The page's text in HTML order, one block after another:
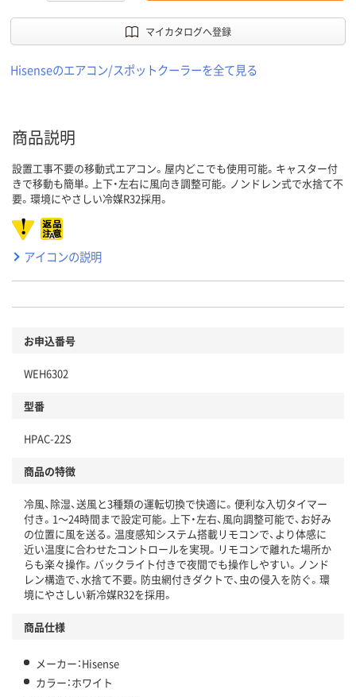
マイカタログへ登録
Hisenseのエアコン/スポットクーラーを全て見る
商品説明
設置工事不要の移動式エアコン。屋内どこでも使用可能。キャスター付
きで移動も簡単。上下・左右に風向き調整可能。ノンドレン式で水捨て不
要。環境にやさしい冷媒R32採用。
アイコンの説明
お申込番号
WEH6302
型番
HPAC-22S
商品の特徴
冷風、除湿、送風と3種類の運転切換で快適に。便利な入切タイマー
付き。1～24時間まで設定可能。上下・左右、風向調整可能で、お好み
の位置に風を送る。温度感知システム搭載リモコンで、より体感に
近い温度に合わせたコントロールを実現。リモコンで離れた場所か
らも楽々操作。バックライト付きで夜間でも操作しやすい。ノンド
レン構造で、水捨て不要。防虫網付きダクトで、虫の侵入を防ぐ。環
境にやさしい新冷媒R32を採用。
商品仕様
メーカー：Hisense
カラー：ホワイト